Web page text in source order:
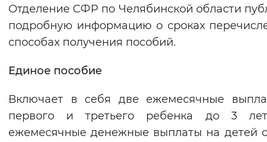
Синий фон
Изображения
Включены
Звуковой ассистент
Воспроизвести Остановить
Отделение СФР по Челябинской области
подробную информацию о сроках
способах получения пособий.
Единое пособие
Включает в себя две ежемесячные
первого и третьего ребенка до 3
ежемесячные денежные выплаты на детей